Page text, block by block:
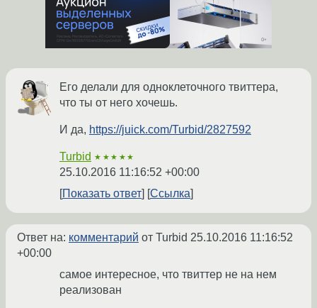
Его делали для одноклеточного твиттера,
что ты от него хочешь.
И да, https://juick.com/Turbid/2827592
Turbid ★★★★★
25.10.2016 11:16:52 +00:00
Показать ответ
Ссылка
Ответ на: комментарий от Turbid 25.10.2016 11:16:52
+00:00
самое интересное, что твиттер не на нем
реализован